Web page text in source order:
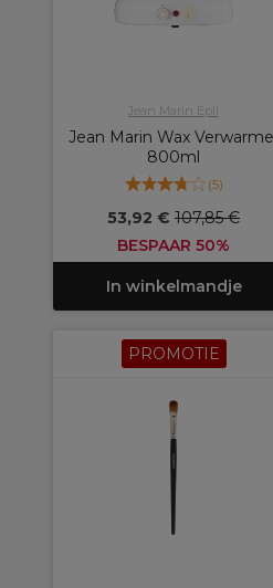
Jean Marin Epil
Jean Marin Wax
800ml
(5)
53,92 € 107,85 €
BESPAAR 50%
In winkelmandje
PROMOTIE